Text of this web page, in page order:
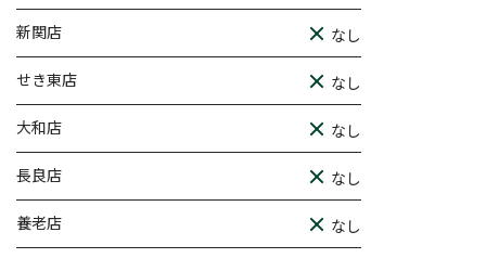
新関店 なし
せき東店 なし
大和店 なし
長良店 なし
養老店 なし